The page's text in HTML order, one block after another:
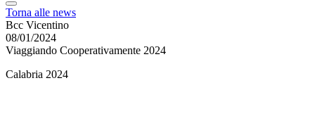
Torna alle news
Bcc Vicentino
08/01/2024
Viaggiando Cooperativamente 2024
Calabria 2024